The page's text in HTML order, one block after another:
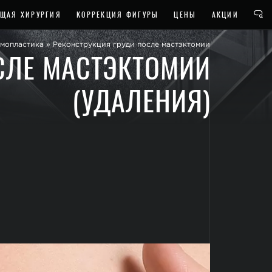
ХИРУРГИЯ КОРРЕКЦИЯ ФИГУРЫ ЦЕНЫ АКЦИИ
»Реконструкция груди после мастэктомии
МАСТЭКТОМИИ
(УДАЛЕНИЯ)